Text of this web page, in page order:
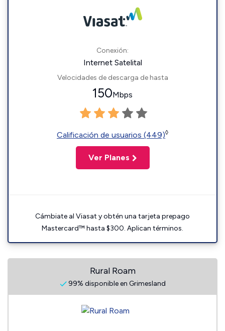
Conexión:
Internet Satelital
Velocidades de descarga de hasta
150Mbps
Calificación de usuarios (449)◊
Ver Planes
Cámbiate al Viasat y obtén una tarjeta prepago
Mastercard™ hasta $300. Aplican términos.
Rural Roam
99% disponible en Grimesland